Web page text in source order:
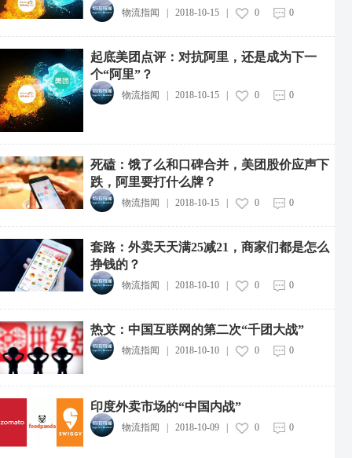
物流指闻 2018-10-15| 0 0
起底美团点评：对抗阿里，还是成为下一
个“阿里”？
物流指闻 2018-10-15| 0 0
死磕：饿了么和口碑合并，美团股价应声下
跌，阿里要打什么牌？
物流指闻 2018-10-15| 0 0
套路：外卖天天满25减21，商家们都是怎么
挣钱的？
物流指闻 2018-10-10| 0 0
热文：中国互联网的第二次“千团大战”
物流指闻 2018-10-10| 0 0
印度外卖市场的“中国内战”
物流指闻 | 2018-10-09| 0 0